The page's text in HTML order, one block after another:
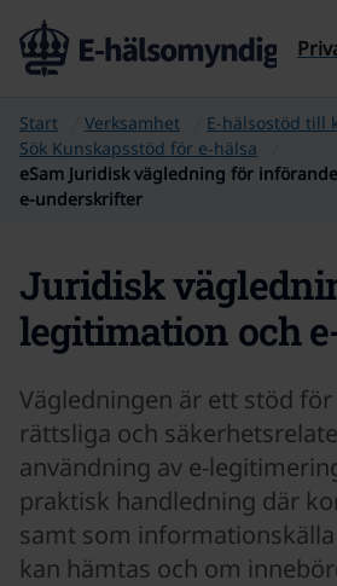
Start Verksamhet
E-hälsostöd till
Sök Kunskapsstöd för e‑hälsa
eSam Juridisk vägledning för
e-underskrifter
Juridisk
legitimation och
Vägledningen är ett stöd
rättsliga och
användning av e-
praktisk handledning där
samt som
kan hämtas och om